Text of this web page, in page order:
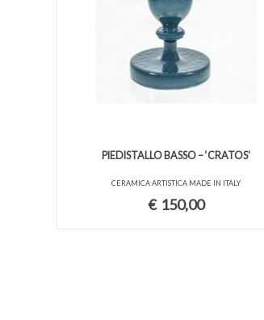
PIEDISTALLO BASSO – ‘CRATOS’
CERAMICA ARTISTICA MADE IN ITALY
€ 150,00